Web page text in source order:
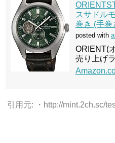
スサドル
巻き (手巻
posted with
ORIENT(
売り上げ
引用元: ・http://mint.2ch.sc/